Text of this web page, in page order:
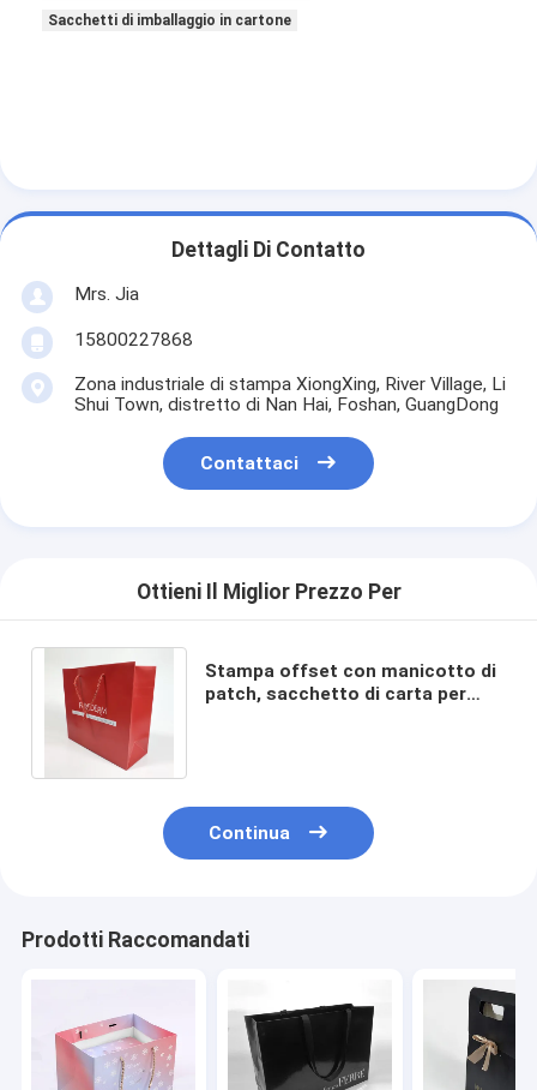
Sacchetti di imballaggio in cartone
Dettagli Di Contatto
Mrs. Jia
15800227868
Zona industriale di stampa XiongXing, River Village, Li
Shui Town, distretto di Nan Hai, Foshan, GuangDong
Contattaci
Ottieni Il Miglior Prezzo Per
Stampa offset con manicotto di
patch, sacchetto di carta per
Continua
Prodotti Raccomandati